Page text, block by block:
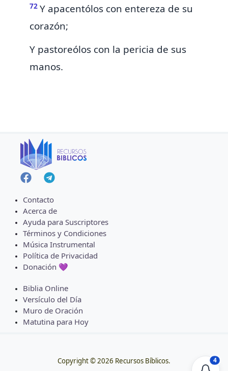
72 Y apacentólos con entereza de su
corazón;
Y pastoreólos con la pericia de sus
manos.
Contacto
Acerca de
Ayuda para Suscriptores
Términos y Condiciones
Música Instrumental
Política de Privacidad
Donación 💜
Biblia Online
Versículo del Día
Muro de Oración
Matutina para Hoy
Copyright © 2026 Recursos Bíblicos. 4